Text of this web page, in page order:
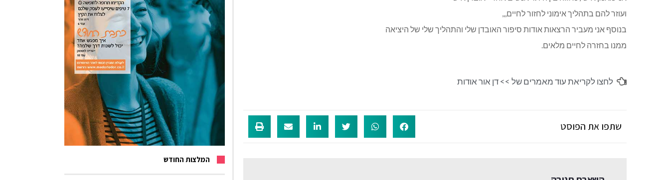
ועוזר להם בתהליך אימוני לחזור לחיים,,,
בנוסף אני מעביר הרצאות אודות סיפור האובדן שלי והתהליך שלי של היציאה
ממנו בחזרה לחיים מלאים.
לחצו לקריאת עוד מאמרים של >>דן אור אודות
שתפו את הפוסט
המלצות החודש